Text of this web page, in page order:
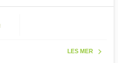
LES MER